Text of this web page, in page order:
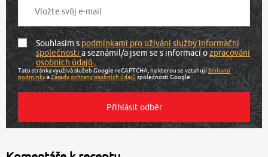
Souhlasím spodmínkami pro užívání služby informační
společnostia seznámil/a jsem se s informací ozpracování
osobních údajů.
Tato stránka využívá služeb Google reCAPTCHA, na kterou se vztahujíSmluvní
podmínkyaZásady ochrany osobních údajůspolečnosti Google.